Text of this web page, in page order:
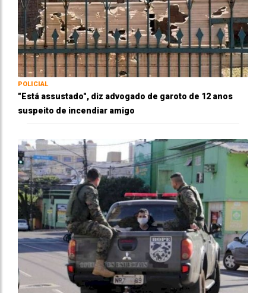
POLICIAL
"Está assustado", diz advogado de garoto de 12 anos
suspeito de incendiar amigo